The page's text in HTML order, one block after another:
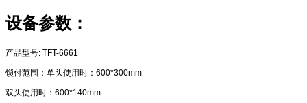
设备参数：
产品型号: TFT-6661
锁付范围：单头使用时：600*300mm
双头使用时：600*140mm